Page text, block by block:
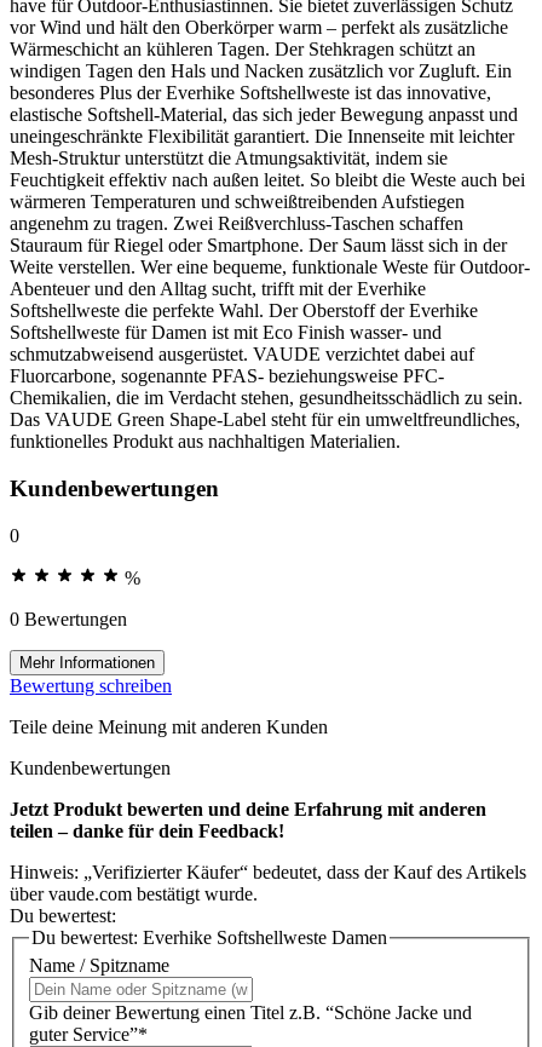
have für Outdoor-Enthusiastinnen. Sie bietet zuverlässigen Schutz
vor Wind und hält den Oberkörper warm – perfekt als zusätzliche
Wärmeschicht an kühleren Tagen. Der Stehkragen schützt an
windigen Tagen den Hals und Nacken zusätzlich vor Zugluft. Ein
besonderes Plus der Everhike Softshellweste ist das innovative,
elastische Softshell-Material, das sich jeder Bewegung anpasst und
uneingeschränkte Flexibilität garantiert. Die Innenseite mit leichter
Mesh-Struktur unterstützt die Atmungsaktivität, indem sie
Feuchtigkeit effektiv nach außen leitet. So bleibt die Weste auch bei
wärmeren Temperaturen und schweißtreibenden Aufstiegen
angenehm zu tragen. Zwei Reißverchluss-Taschen schaffen
Stauraum für Riegel oder Smartphone. Der Saum lässt sich in der
Weite verstellen. Wer eine bequeme, funktionale Weste für Outdoor-
Abenteuer und den Alltag sucht, trifft mit der Everhike
Softshellweste die perfekte Wahl. Der Oberstoff der Everhike
Softshellweste für Damen ist mit Eco Finish wasser- und
schmutzabweisend ausgerüstet. VAUDE verzichtet dabei auf
Fluorcarbone, sogenannte PFAS- beziehungsweise PFC-
Chemikalien, die im Verdacht stehen, gesundheitsschädlich zu sein.
Das VAUDE Green Shape-Label steht für ein umweltfreundliches,
funktionelles Produkt aus nachhaltigen Materialien.
Kundenbewertungen
0
%
0 Bewertungen
Mehr Informationen
Bewertung schreiben
Teile deine Meinung mit anderen Kunden
Kundenbewertungen
Jetzt Produkt bewerten und deine Erfahrung mit anderen
teilen – danke für dein Feedback!
Hinweis: „Verifizierter Käufer“ bedeutet, dass der Kauf des Artikels
über vaude.com bestätigt wurde.
Du bewertest:
Du bewertest: Everhike Softshellweste Damen
Name / Spitzname
Gib deiner Bewertung einen Titel z.B. “Schöne Jacke und
guter Service”*